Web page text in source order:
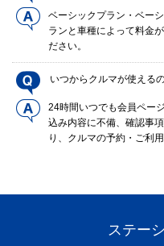
ベーシックプラン・ベー
ランと車種によって料金
ださい。
いつからクルマが使える
24時間いつでも会員ペー
込み内容に不備、確認事
り、クルマの予約・ご利
ステー